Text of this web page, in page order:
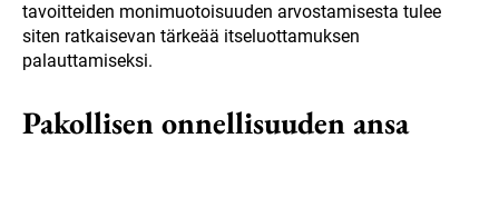
tavoitteiden monimuotoisuuden arvostamisesta tulee
siten ratkaisevan tärkeää itseluottamuksen
palauttamiseksi.
Pakollisen onnellisuuden ansa